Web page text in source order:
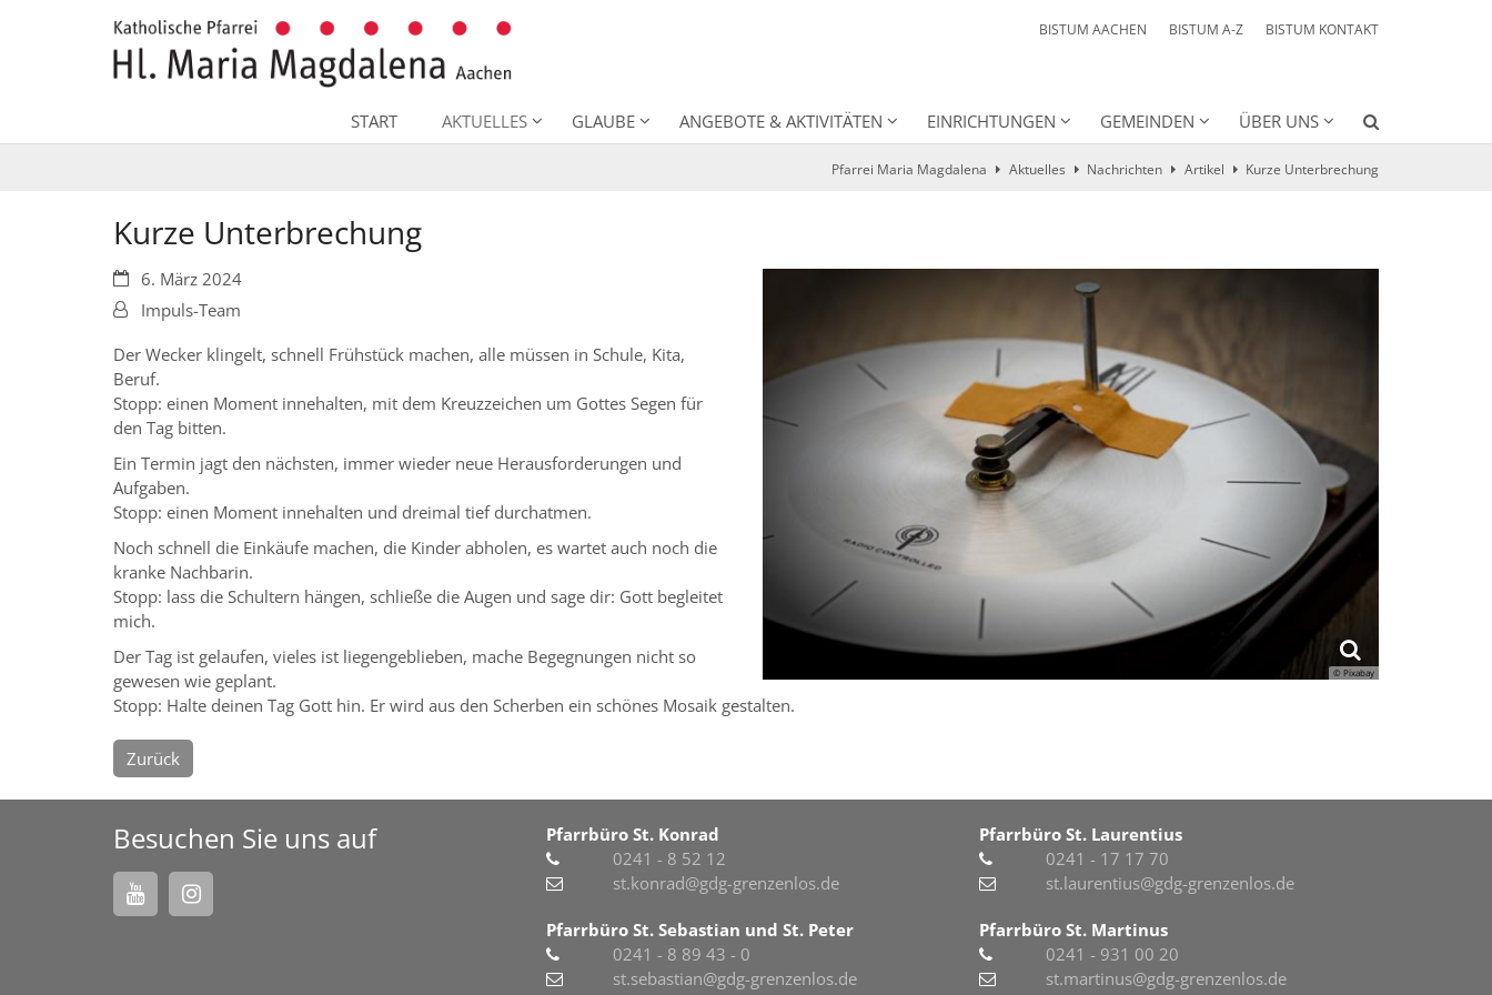
BISTUM AACHEN BISTUM A-Z BISTUM KONTAKT
START AKTUELLES GLAUBE ANGEBOTE & AKTIVITÄTEN EINRICHTUNGEN GEMEINDEN ÜBER UNS
Pfarrei Maria Magdalena Aktuelles Nachrichten Artikel Kurze Unterbrechung
Kurze Unterbrechung
© Pixabay
Datum:6. März 2024
Von:Impuls-Team
Der Wecker klingelt, schnell Frühstück machen, alle müssen in Schule, Kita,
Beruf.
Stopp: einen Moment innehalten, mit dem Kreuzzeichen um Gottes Segen für
den Tag bitten.
Ein Termin jagt den nächsten, immer wieder neue Herausforderungen und
Aufgaben.
Stopp: einen Moment innehalten und dreimal tief durchatmen.
Noch schnell die Einkäufe machen, die Kinder abholen, es wartet auch noch die
kranke Nachbarin.
Stopp: lass die Schultern hängen, schließe die Augen und sage dir: Gott begleitet
mich.
Der Tag ist gelaufen, vieles ist liegengeblieben, mache Begegnungen nicht so
gewesen wie geplant.
Stopp: Halte deinen Tag Gott hin. Er wird aus den Scherben ein schönes Mosaik gestalten.
Zurück
Besuchen Sie uns auf
Pfarrbüro St. Konrad
0241 - 8 52 12
st.konrad@gdg-grenzenlos.de
Pfarrbüro St. Sebastian und St. Peter
0241 - 8 89 43 - 0
st.sebastian@gdg-grenzenlos.de
Pfarrbüro St. Laurentius
0241 - 17 17 70
st.laurentius@gdg-grenzenlos.de
Pfarrbüro St. Martinus
0241 - 931 00 20
st.martinus@gdg-grenzenlos.de